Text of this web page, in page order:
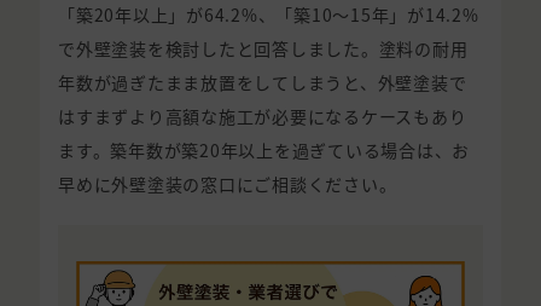
「築20年以上」が64.2%、「築10〜15年」が14.2%
で外壁塗装を検討したと回答しました。塗料の耐用
年数が過ぎたまま放置をしてしまうと、外壁塗装で
はすまずより高額な施工が必要になるケースもあり
ます。築年数が築20年以上を過ぎている場合は、お
早めに外壁塗装の窓口にご相談ください。